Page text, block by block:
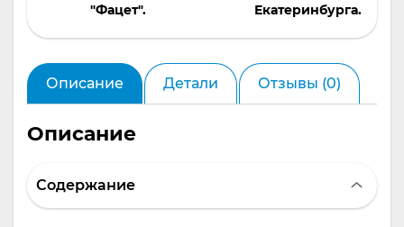
"Фацет".
Екатеринбурга.
Описание Детали Отзывы (0)
Описание
Содержание